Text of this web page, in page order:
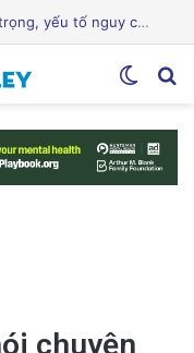
Hành Trình Trở Về: Thi Thể ‘Giày Xanh’ Sau 30 Năm Trên Đỉnh Everest
chuyện